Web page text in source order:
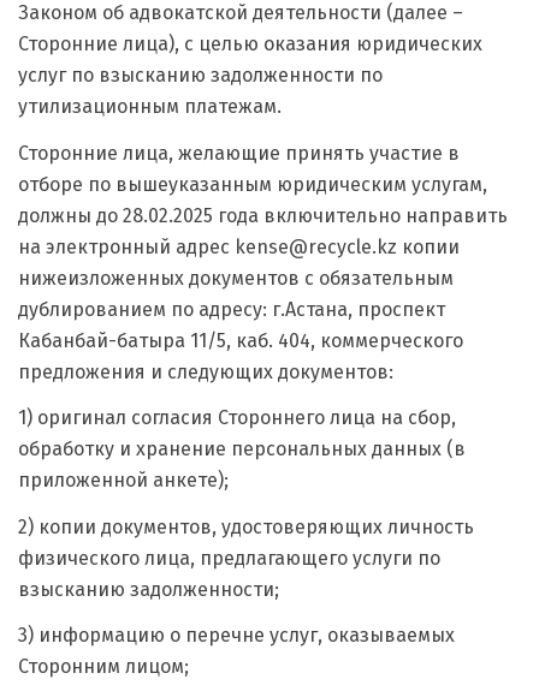
Законом об адвокатской деятельности (далее –
Сторонние лица), с целью оказания юридических
услуг по взысканию задолженности по
утилизационным платежам.
Сторонние лица, желающие принять участие в
отборе по вышеуказанным юридическим услугам,
должны до 28.02.2025 года включительно направить
на электронный адрес kense@recycle.kz копии
нижеизложенных документов с обязательным
дублированием по адресу: г.Астана, проспект
Кабанбай-батыра 11/5, каб. 404, коммерческого
предложения и следующих документов:
1) оригинал согласия Стороннего лица на сбор,
обработку и хранение персональных данных (в
приложенной анкете);
2) копии документов, удостоверяющих личность
физического лица, предлагающего услуги по
взысканию задолженности;
3) информацию о перечне услуг, оказываемых
Сторонним лицом;